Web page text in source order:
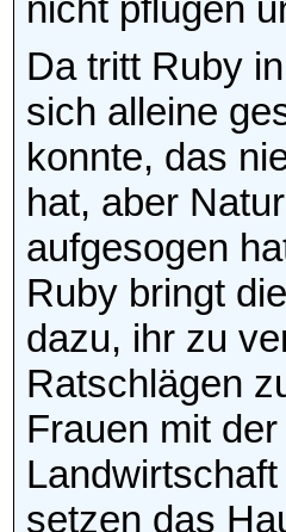
nicht pflügen
Da tritt Ruby
sich alleine
konnte, das
hat, aber
aufgesogen
Ruby bringt
dazu, ihr zu
Ratschlägen
Frauen mit
setzen das